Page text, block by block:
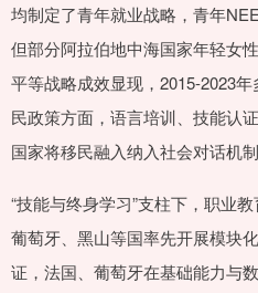
均制定了青年就业战略，青年
但部分阿拉伯地中海国家年轻女
平等战略成效显现，2015-2023
民政策方面，语言培训、技能认
国家将移民融入纳入社会对话机制
“技能与终身学习”支柱下，职业
葡萄牙、黑山等国率先开展模块
证，法国、葡萄牙在基础能力与